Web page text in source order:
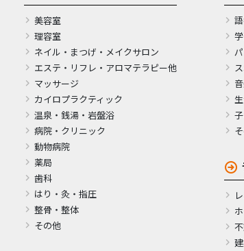
美容室
理容室
ネイル・まつげ・メイクサロン
エステ・リフレ・アロマテラピー他
マッサージ
カイロプラクティック
温泉・銭湯・岩盤浴
病院・クリニック
動物病院
薬局
歯科
はり・灸・指圧
整骨・整体
その他